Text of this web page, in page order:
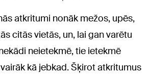
atkritumi nonāk mežos, upēs,
citās vietās, un, lai gan varētu
neietekmē, tie ietekmē
kā jebkad. Šķirot atkritumus